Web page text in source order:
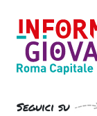
Seguici su